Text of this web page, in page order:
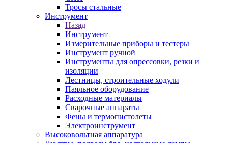
Тросы стальные
Инструмент
Назад
Инструмент
Измерительные приборы и тестеры
Инструмент ручной
Инструменты для опрессовки, резки и
изоляции
Лестницы, строительные ходули
Паяльное оборудование
Расходные материалы
Сварочные аппараты
Фены и термопистолеты
Электроинструмент
Высоковольтная аппаратура